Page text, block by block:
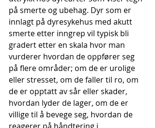
på smerte og ubehag. Dyr som er
innlagt på dyresykehus med akutt
smerte etter inngrep vil typisk bli
gradert etter en skala hvor man
vurderer hvordan de oppfører seg
på flere områder; om de er urolige
eller stresset, om de faller til ro, om
de er opptatt av sår eller skader,
hvordan lyder de lager, om de er
villige til å bevege seg, hvordan de